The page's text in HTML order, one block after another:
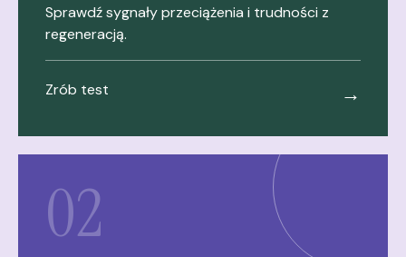
Sprawdź sygnały przeciążenia i trudności z
regeneracją.
Zrób test →
02